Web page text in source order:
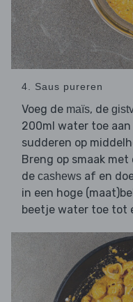
4. Saus pureren
Voeg de maïs, de
200ml water toe aan
sudderen op
Breng op smaak
de cashews af en
in een hoge
beetje water toe tot